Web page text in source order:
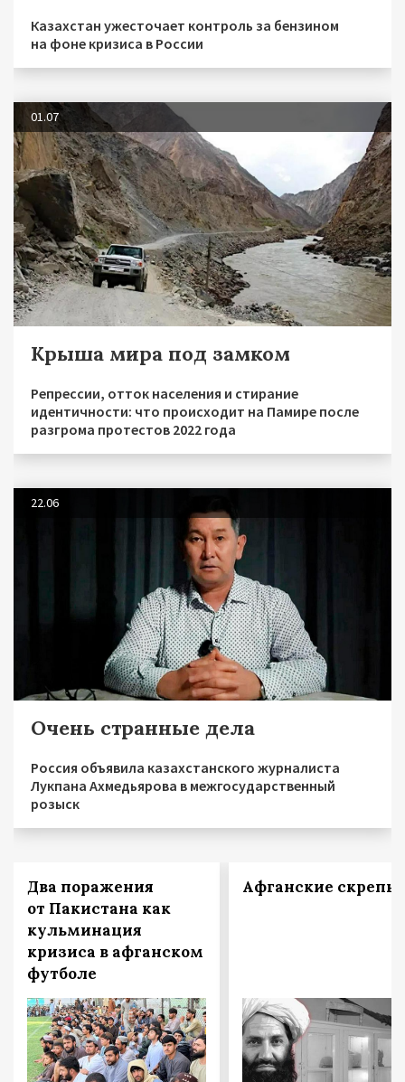
Казахстан ужесточает контроль за бензином
на фоне кризиса в России
01.07
Крыша мира под замком
Репрессии, отток населения и стирание
идентичности: что происходит на Памире после
разгрома протестов 2022 года
22.06
Очень странные дела
Россия объявила казахстанского журналиста
Лукпана Ахмедьярова в межгосударственный
розыск
Два поражения
от Пакистана как
кульминация
кризиса в афганском
футболе
Афганские скрепы